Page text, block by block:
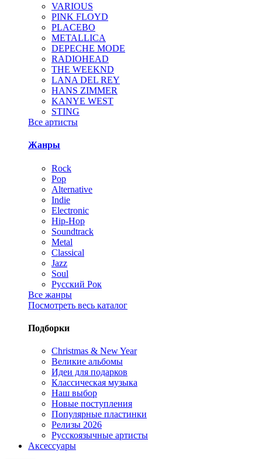
VARIOUS
PINK FLOYD
PLACEBO
METALLICA
DEPECHE MODE
RADIOHEAD
THE WEEKND
LANA DEL REY
HANS ZIMMER
KANYE WEST
STING
Все артисты
Жанры
Rock
Pop
Alternative
Indie
Electronic
Hip-Hop
Soundtrack
Metal
Classical
Jazz
Soul
Русский Рок
Все жанры
Посмотреть весь каталог
Подборки
Christmas & New Year
Великие альбомы
Идеи для подарков
Классическая музыка
Наш выбор
Новые поступления
Популярные пластинки
Релизы 2026
Русскоязычные артисты
Аксессуары